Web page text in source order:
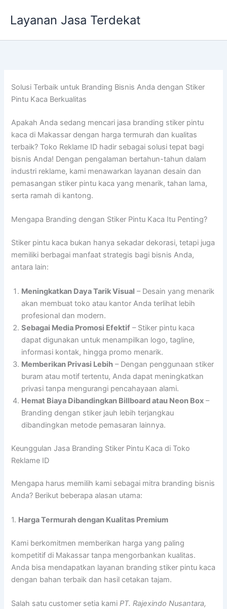
Layanan Jasa Terdekat
Solusi Terbaik untuk Branding Bisnis Anda dengan Stiker
Pintu Kaca Berkualitas
Apakah Anda sedang mencari jasa branding stiker pintu
kaca di Makassar dengan harga termurah dan kualitas
terbaik? Toko Reklame ID hadir sebagai solusi tepat bagi
bisnis Anda! Dengan pengalaman bertahun-tahun dalam
industri reklame, kami menawarkan layanan desain dan
pemasangan stiker pintu kaca yang menarik, tahan lama,
serta ramah di kantong.
Mengapa Branding dengan Stiker Pintu Kaca Itu Penting?
Stiker pintu kaca bukan hanya sekadar dekorasi, tetapi juga
memiliki berbagai manfaat strategis bagi bisnis Anda,
antara lain:
Meningkatkan Daya Tarik Visual – Desain yang menarik
akan membuat toko atau kantor Anda terlihat lebih
profesional dan modern.
Sebagai Media Promosi Efektif – Stiker pintu kaca
dapat digunakan untuk menampilkan logo, tagline,
informasi kontak, hingga promo menarik.
Memberikan Privasi Lebih – Dengan penggunaan stiker
buram atau motif tertentu, Anda dapat meningkatkan
privasi tanpa mengurangi pencahayaan alami.
Hemat Biaya Dibandingkan Billboard atau Neon Box –
Branding dengan stiker jauh lebih terjangkau
dibandingkan metode pemasaran lainnya.
Keunggulan Jasa Branding Stiker Pintu Kaca di Toko
Reklame ID
Mengapa harus memilih kami sebagai mitra branding bisnis
Anda? Berikut beberapa alasan utama:
1. Harga Termurah dengan Kualitas Premium
Kami berkomitmen memberikan harga yang paling
kompetitif di Makassar tanpa mengorbankan kualitas.
Anda bisa mendapatkan layanan branding stiker pintu kaca
dengan bahan terbaik dan hasil cetakan tajam.
Salah satu customer setia kamiPT. Rajexindo Nusantara,